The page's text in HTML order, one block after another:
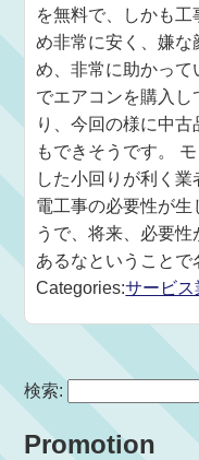
を無料で、しかも
め非常に安く、嫌な
め、非常に助かっ
でエアコンを購入し
り、今回の様に中
もできそうです。
した小回りが利く
電工事の必要性が
うで、将来、必要
あるなということで
Categories:サービス
検索:
Promotion